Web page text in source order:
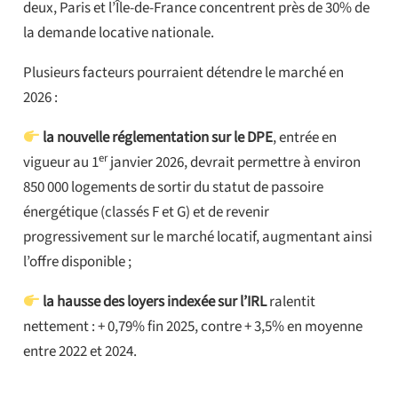
deux, Paris et l’Île-de-France concentrent près de 30% de
la demande locative nationale.
Plusieurs facteurs pourraient détendre le marché en
2026 :
la nouvelle réglementation sur le DPE, entrée en
vigueur au 1erjanvier 2026, devrait permettre à environ
850 000 logements de sortir du statut de passoire
énergétique (classés F et G) et de revenir
progressivement sur le marché locatif, augmentant ainsi
l’offre disponible ;
la hausse des loyers indexée sur l’IRLralentit
nettement : + 0,79% fin 2025, contre + 3,5% en moyenne
entre 2022 et 2024.